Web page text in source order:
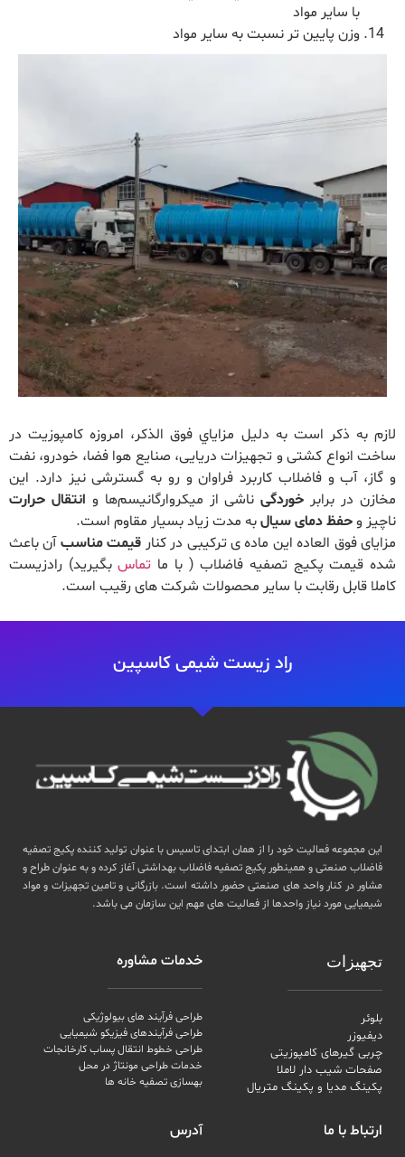
با سایر مواد
وزن پایین تر نسبت به سایر مواد
لازم به ذکر است به دلیل مزایاي فوق الذکر، امروزه کامپوزیت در
ساخت انواع کشتی و تجهیزات دریایی، صنایع هوا فضا، خودرو، نفت
و گاز، آب و فاضلاب کاربرد فراوان و رو به گسترشی نیز دارد. این
مخازن در برابر خوردگیناشی از میکروارگانیسم‌ها و انتقال حرارت
ناچیز وحفظ دمای سیالبه مدت زیاد بسیار مقاوم است.
مزایای فوق العاده این ماده ی ترکیبی در کنار قیمت مناسبآن باعث
شده قیمت پکیج تصفیه فاضلاب ( با ما تماسبگیرید) رادزیست
کاملا قابل رقابت با سایر محصولات شرکت های رقیب است.
راد زیست شیمی کاسپین
این مجموعه فعالیت خود را از همان ابتدای تاسیس با عنوان تولید کننده پکیج تصفیه
فاضلاب صنعتی و همینطور پکیج تصفیه فاضلاب بهداشتی آغاز کرده و به عنوان طراح و
مشاور در کنار واحد های صنعتی حضور داشته است. بازرگانی و تامین تجهیزات و مواد
شیمیایی مورد نیاز واحدها از فعالیت های مهم این سازمان می باشد.
تجهیزات
بلوئر
دیفیوزر
چربی گیرهای کامپوزیتی
صفحات شیب دار لاملا
پکینگ مدیا و پکینگ متریال
خدمات مشاوره
طراحی فرآیند های بیولوژیکی
طراحی فرآیندهای فیزیکو شیمیایی
طراحی خطوط انتقال پساب کارخانجات
خدمات طراحی مونتاژ در محل
بهسازی تصفیه خانه ها
ارتباط با ما آدرس